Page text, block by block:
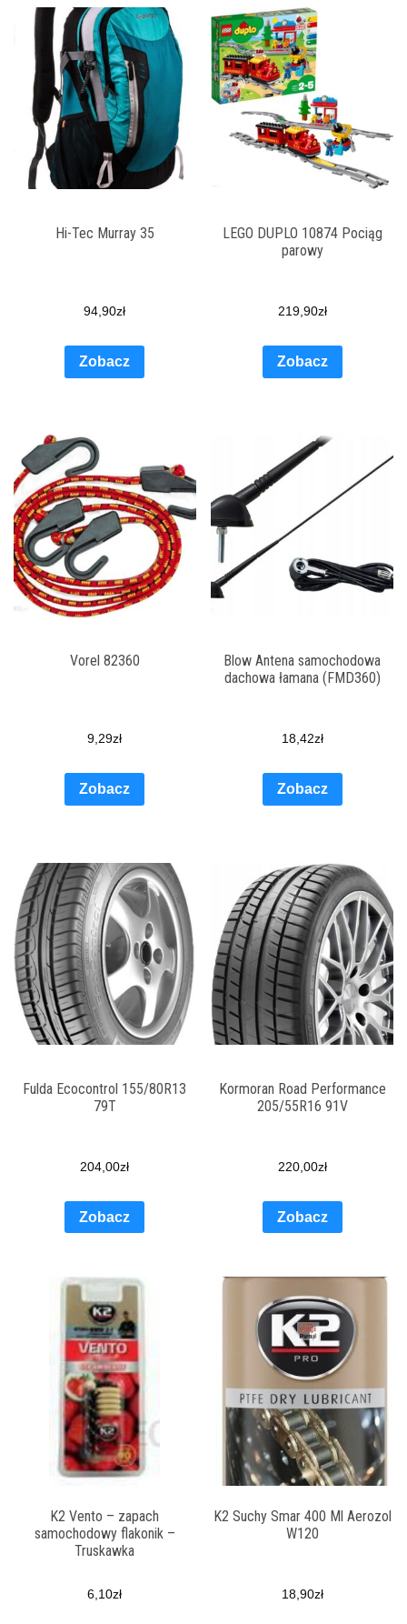
Hi-Tec Murray 35
94,90zł
Zobacz
LEGO DUPLO 10874 Pociąg
parowy
219,90zł
Zobacz
Vorel 82360
9,29zł
Zobacz
Blow Antena samochodowa
dachowa łamana (FMD360)
18,42zł
Zobacz
Fulda Ecocontrol 155/80R13
79T
204,00zł
Zobacz
Kormoran Road Performance
205/55R16 91V
220,00zł
Zobacz
K2 Vento – zapach
samochodowy flakonik –
Truskawka
6,10zł
K2 Suchy Smar 400 Ml Aerozol
W120
18,90zł